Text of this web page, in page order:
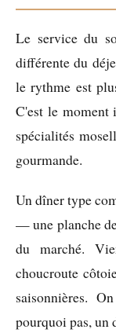
Le service du
différente du
le rythme est
C'est le moment
spécialités
gourmande.
Un dîner type
— une planche
du marché.
choucroute
saisonnières.
pourquoi pas, un